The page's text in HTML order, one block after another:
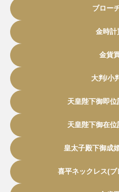
ブロー
金時計
金貨
大判/小
天皇陛下御即位
天皇陛下御在位
皇太子殿下御成
喜平ネックレス(